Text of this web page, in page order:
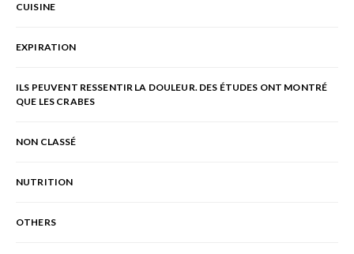
CUISINE
EXPIRATION
ILS PEUVENT RESSENTIR LA DOULEUR. DES ÉTUDES ONT MONTRÉ
QUE LES CRABES
NON CLASSÉ
NUTRITION
OTHERS